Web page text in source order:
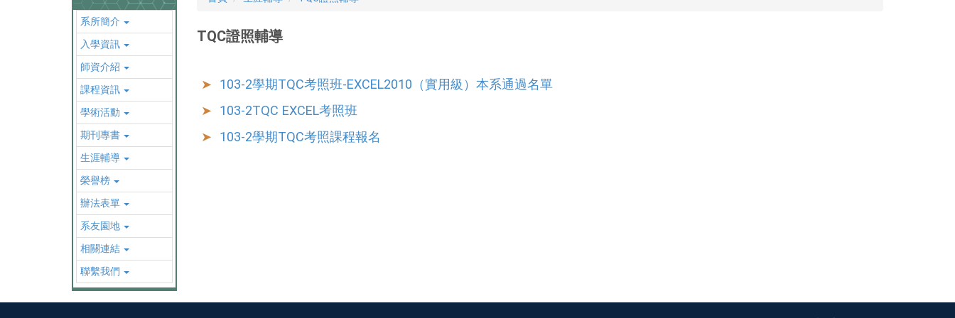
系所簡介
入學資訊
師資介紹
課程資訊
學術活動
期刊專書
生涯輔導
榮譽榜
辦法表單
系友園地
相關連結
聯繫我們
TQC證照輔導
103-2學期TQC考照班-EXCEL2010（實用級）本系通過名單
103-2TQC EXCEL考照班
103-2學期TQC考照課程報名